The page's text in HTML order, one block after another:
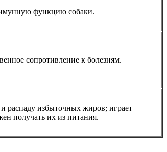
функцию собаки.
сопротивление к болезням.
распаду избыточных жиров; играет
получать их из питания.